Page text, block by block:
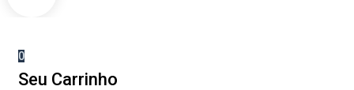
0
Seu Carrinho